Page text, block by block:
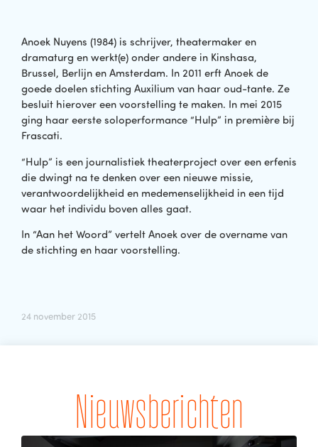
Anoek Nuyens (1984) is schrijver, theatermaker en
dramaturg en werkt(e) onder andere in Kinshasa,
Brussel, Berlijn en Amsterdam. In 2011 erft Anoek de
goede doelen stichting Auxilium van haar oud-tante. Ze
besluit hierover een voorstelling te maken. In mei 2015
ging haar eerste soloperformance “Hulp” in première bij
Frascati.
“Hulp” is een journalistiek theaterproject over een erfenis
die dwingt na te denken over een nieuwe missie,
verantwoordelijkheid en medemenselijkheid in een tijd
waar het individu boven alles gaat.
In “Aan het Woord” vertelt Anoek over de overname van
de stichting en haar voorstelling.
24 november 2015
Nieuwsberichten